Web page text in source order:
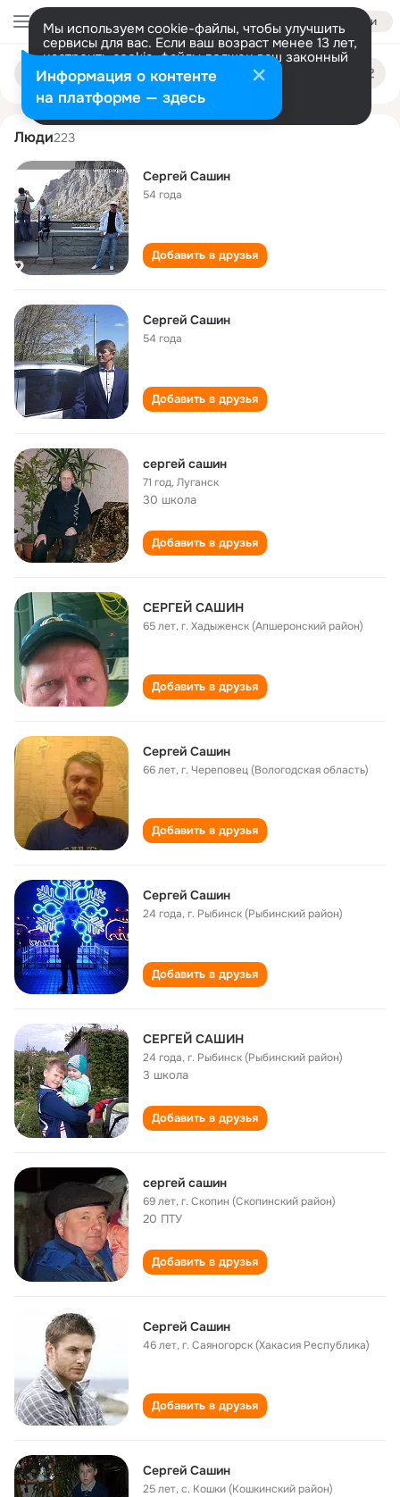
Войти
Мы используем cookie-файлы, чтобы улучшить
сервисы для вас. Если ваш возраст менее 13 лет,
настроить cookie-файлы должен ваш законный
представитель. Больше информации
Разрешить все Настроить
Поиск
людям
sergey sashin
Люди223
Сергей Сашин
54 года
Добавить в друзья
Сергей Сашин
54 года
Добавить в друзья
сергей сашин
71 год,Луганск
30 школа
Добавить в друзья
СЕРГЕЙ САШИН
65 лет,г. Хадыженск (Апшеронский район)
Добавить в друзья
Сергей Сашин
66 лет,г. Череповец (Вологодская область)
Добавить в друзья
Сергей Сашин
24 года,г. Рыбинск (Рыбинский район)
Добавить в друзья
СЕРГЕЙ САШИН
24 года,г. Рыбинск (Рыбинский район)
3 школа
Добавить в друзья
сергей сашин
69 лет,г. Скопин (Скопинский район)
20 ПТУ
Добавить в друзья
Сергей Сашин
46 лет,г. Саяногорск (Хакасия Республика)
Добавить в друзья
Сергей Сашин
25 лет,с. Кошки (Кошкинский район)
Информация о контенте
на платформе — здесь